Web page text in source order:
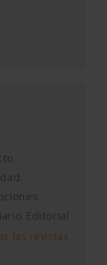
Editorial
las revistas